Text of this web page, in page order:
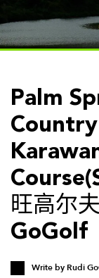
Palm
旺高尔
GoGolf
Write by Rudi